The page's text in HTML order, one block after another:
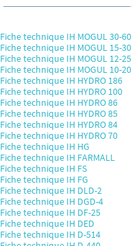
Fiche technique IH MOGUL 30-60
Fiche technique IH MOGUL 15-30
Fiche technique IH MOGUL 12-25
Fiche technique IH MOGUL 10-20
Fiche technique IH HYDRO 186
Fiche technique IH HYDRO 100
Fiche technique IH HYDRO 86
Fiche technique IH HYDRO 85
Fiche technique IH HYDRO 84
Fiche technique IH HYDRO 70
Fiche technique IH HG
Fiche technique IH FARMALL
Fiche technique IH FS
Fiche technique IH FG
Fiche technique IH DLD-2
Fiche technique IH DGD-4
Fiche technique IH DF-25
Fiche technique IH DED
Fiche technique IH D-514